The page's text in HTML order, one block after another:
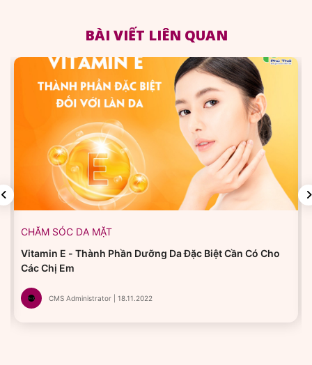
BÀI VIẾT LIÊN QUAN
CHĂM SÓC DA MẶT
Vitamin E - Thành Phần Dưỡng Da Đặc Biệt Cần Có Cho
Các Chị Em
CMS Administrator | 18.11.2022